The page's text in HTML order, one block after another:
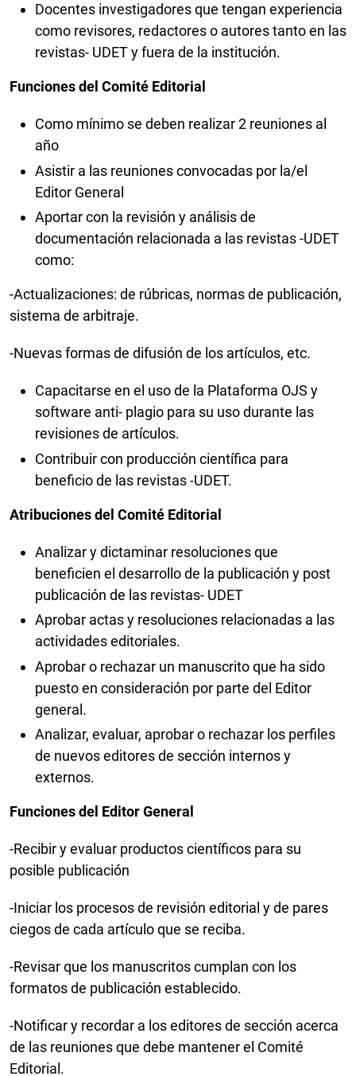
Docentes investigadores que tengan experiencia
como revisores, redactores o autores tanto en las
revistas- UDET y fuera de la institución.
Funciones del Comité Editorial
Como mínimo se deben realizar 2 reuniones al
año
Asistir a las reuniones convocadas por la/el
Editor General
Aportar con la revisión y análisis de
documentación relacionada a las revistas -UDET
como:
-Actualizaciones: de rúbricas, normas de publicación,
sistema de arbitraje.
-Nuevas formas de difusión de los artículos, etc.
Capacitarse en el uso de la Plataforma OJS y
software anti- plagio para su uso durante las
revisiones de artículos.
Contribuir con producción científica para
beneficio de las revistas -UDET.
Atribuciones del Comité Editorial
Analizar y dictaminar resoluciones que
beneficien el desarrollo de la publicación y post
publicación de las revistas- UDET
Aprobar actas y resoluciones relacionadas a las
actividades editoriales.
Aprobar o rechazar un manuscrito que ha sido
puesto en consideración por parte del Editor
general.
Analizar, evaluar, aprobar o rechazar los perfiles
de nuevos editores de sección internos y
externos.
Funciones del Editor General
-Recibir y evaluar productos científicos para su
posible publicación
-Iniciar los procesos de revisión editorial y de pares
ciegos de cada artículo que se reciba.
-Revisar que los manuscritos cumplan con los
formatos de publicación establecido.
-Notificar y recordar a los editores de sección acerca
de las reuniones que debe mantener el Comité
Editorial.